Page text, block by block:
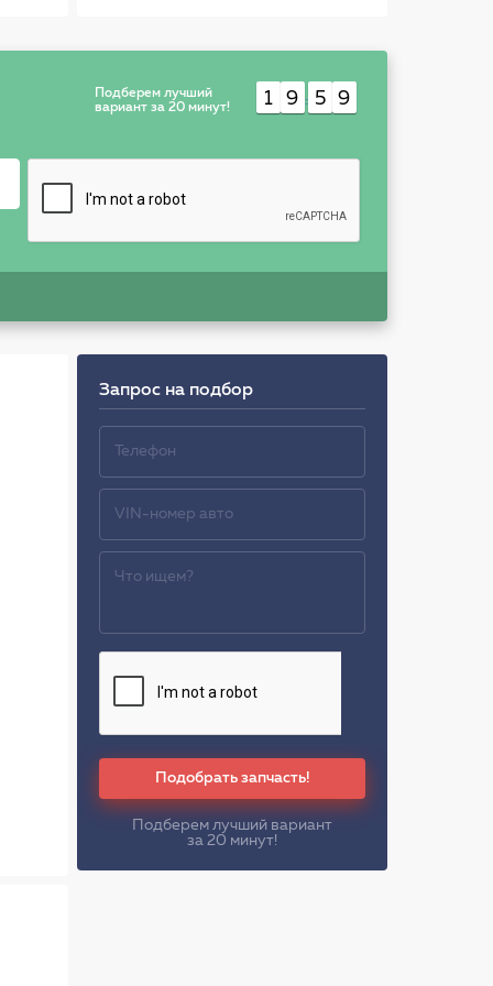
Подберем лучший
вариант за 20 минут!
1 9 : 5 9
Запрос на подбор
Подобрать запчасть!
Подберем лучший вариант
за 20 минут!